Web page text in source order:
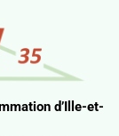
d’Ille-et-